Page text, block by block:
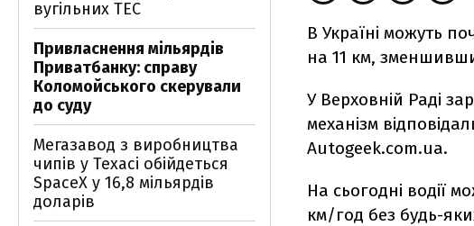
В Україні можуть
на 11 км,
У Верховній Раді
механізм
Autogeek.com.ua.
На сьогодні водії
км/год без будь-
вугільних ТЕС
Привласнення мільярдів
Приватбанку: справу
Коломойського скерували
до суду
Мегазавод з виробництва
чипів у Техасі обійдеться
SpaceX у 16,8 мільярдів
доларів